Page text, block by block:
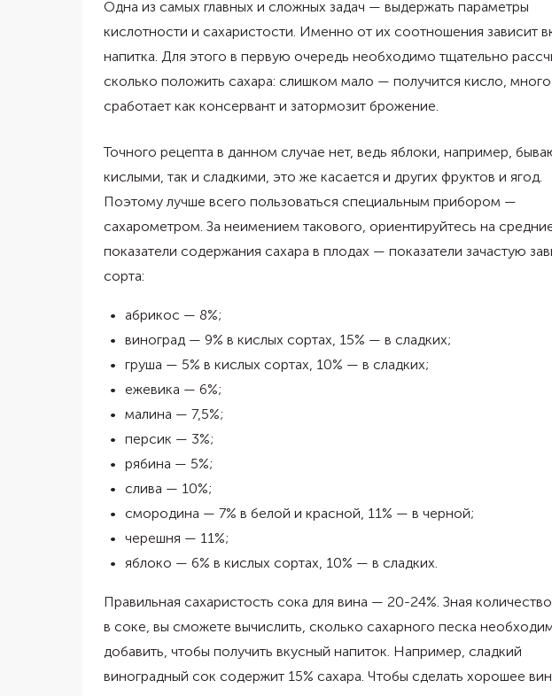
Одна из самых главных и сложных задач — выдержать параметры
кислотности и сахаристости. Именно от их соотношения зависит
напитка. Для этого в первую очередь необходимо тщательно
сколько положить сахара: слишком мало — получится кисло,
сработает как консервант и затормозит брожение.
Точного рецепта в данном случае нет, ведь яблоки, например,
кислыми, так и сладкими, это же касается и других фруктов и ягод.
Поэтому лучше всего пользоваться специальным прибором —
сахарометром. За неимением такового, ориентируйтесь на
показатели содержания сахара в плодах — показатели зачастую
сорта:
абрикос — 8%;
виноград — 9% в кислых сортах, 15% — в сладких;
груша — 5% в кислых сортах, 10% — в сладких;
ежевика — 6%;
малина — 7,5%;
персик — 3%;
рябина — 5%;
слива — 10%;
смородина — 7% в белой и красной, 11% — в черной;
черешня — 11%;
яблоко — 6% в кислых сортах, 10% — в сладких.
Правильная сахаристость сока для вина — 20-24%. Зная
в соке, вы сможете вычислить, сколько сахарного песка
добавить, чтобы получить вкусный напиток. Например, сладкий
виноградный сок содержит 15% сахара. Чтобы сделать хорошее